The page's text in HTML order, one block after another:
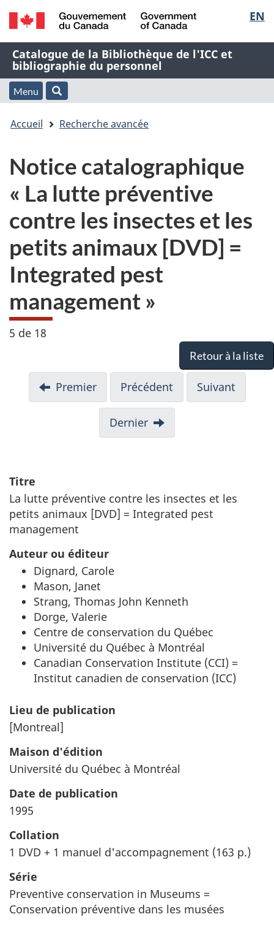
Passer
au
contenu
principal
Passer
à
« À
propos
de
application
Passer
à
la
version
HTML
de
la
EN
/
Government
of
Canada
Nom
de
l'application
Web
Catalogue de la Bibliothèque de l'ICC et
bibliographie du personnel
Menu
et
Menu
Vous
ici
Accueil Recherche avancée
Notice catalographique
« La lutte préventive
contre les insectes et les
petits animaux [DVD] =
Integrated pest
management »
5 de 18
Retour à la liste
Premier Précédent Suivant
Dernier
Titre
La lutte préventive contre les insectes et les
petits animaux [DVD] = Integrated pest
management
Auteur ou éditeur
Dignard, Carole
Mason, Janet
Strang, Thomas John Kenneth
Dorge, Valerie
Centre de conservation du Québec
Université du Québec à Montréal
Canadian Conservation Institute (CCI) =
Institut canadien de conservation (ICC)
Lieu de publication
[Montreal]
Maison d'édition
Université du Québec à Montréal
Date de publication
1995
Collation
1 DVD + 1 manuel d'accompagnement (163 p.)
Série
Preventive conservation in Museums =
Conservation préventive dans les musées